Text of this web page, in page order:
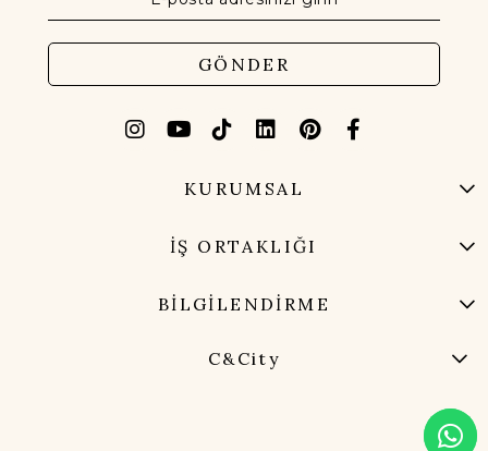
GÖNDER
KURUMSAL
İŞ ORTAKLIĞI
BİLGİLENDİRME
C&City